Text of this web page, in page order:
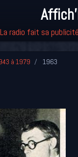
radio fait sa
à 1979 1963